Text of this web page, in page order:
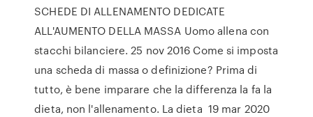
SCHEDE DI ALLENAMENTO DEDICATE
ALL'AUMENTO DELLA MASSA Uomo allena con
stacchi bilanciere. 25 nov 2016 Come si imposta
una scheda di massa o definizione? Prima di
tutto, è bene imparare che la differenza la fa la
dieta, non l'allenamento. La dieta 19 mar 2020